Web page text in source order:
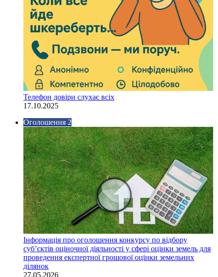
Телефон довіри слухає всіх
17.10.2025
Оголошення 2
Інформація про оголошення конкурсу по відбору
суб’єктів оціночної діяльності у сфері оцінки земель для
проведення експертної грошової оцінки земельних
ділянок
27.05.2026